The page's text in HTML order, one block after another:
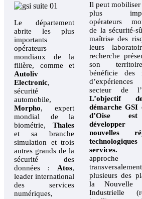
Le département
abrite les plus
importants
opérateurs
mondiaux de la
filière, comme et
Autoliv
Electronic,
sécurité
automobile,
Morpho, expert
mondial de la
biométrie, Thales
et sa branche
simulation et trois
autres grands de la
sécurité des
données : Atos,
leader international
des services
numériques,
Il peut
plus
opérateurs
de la sécurité-
maîtrise des
leurs
recherche
son
bénéficie des
secteur de
L’objectif
démarche GSI
d’Oise
nouvelles
services.
approche
transversalement
plusieurs des
la Nouvelle
Industrielle